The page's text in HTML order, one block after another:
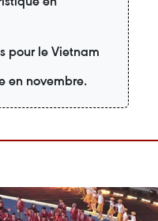
pour le Vietnam
en novembre.